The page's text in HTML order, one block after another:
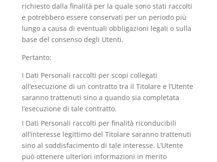
richiesto dalla finalità per la quale sono stati raccolti
e potrebbero essere conservati per un periodo più
lungo a causa di eventuali obbligazioni legali o sulla
base del consenso degli Utenti.
Pertanto:
I Dati Personali raccolti per scopi collegati
all’esecuzione di un contratto tra il Titolare e l’Utente
saranno trattenuti sino a quando sia completata
l’esecuzione di tale contratto.
I Dati Personali raccolti per finalità riconducibili
all’interesse legittimo del Titolare saranno trattenuti
sino al soddisfacimento di tale interesse. L’Utente
può ottenere ulteriori informazioni in merito